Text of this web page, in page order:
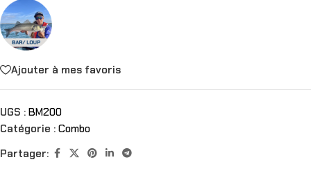
Ajouter à mes favoris
UGS : BM200
Catégorie : Combo
Partager: